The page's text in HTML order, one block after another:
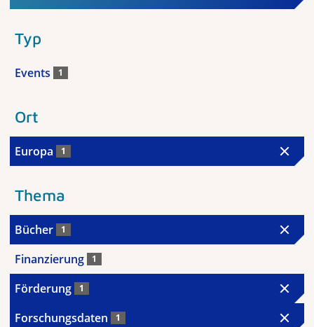
Typ
Events 1
Ort
Europa 1
Thema
Bücher 1
Finanzierung 1
Förderung 1
Forschungsdaten 1